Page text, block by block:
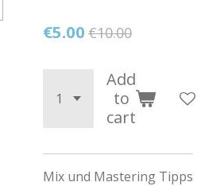
€5.00 €10.00
Add
to
cart
Mix und Mastering Tipps